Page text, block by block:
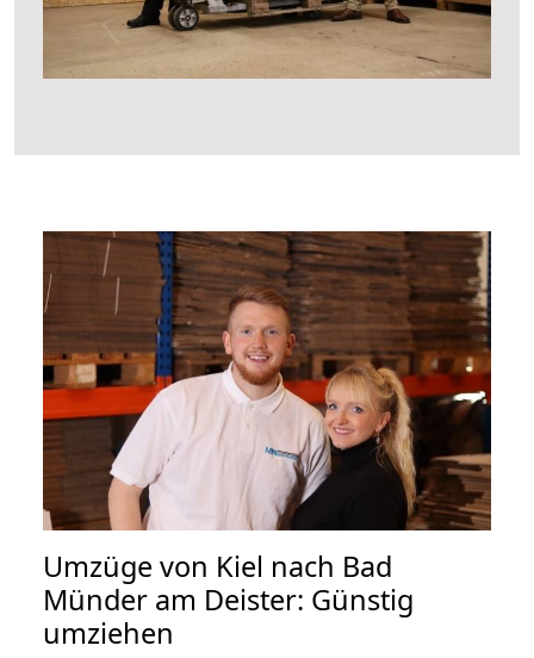
Umzüge von Kiel nach Bad
Münder am Deister: Günstig
umziehen